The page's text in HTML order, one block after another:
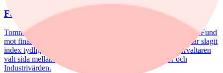
Fondvinnare med banktung portfölj
Tommi Saukkoriipi har styrt nästan halva SEB Swedish Value Fund
mot finanssektorn. Det har varit ett vinnande drag. Fonden har slagit
index tydligt både i år och på längre sikt. Samtidigt har förvaltaren
valt sida mellan börsens två stora maktbolag - Investor och
Industrivärden.